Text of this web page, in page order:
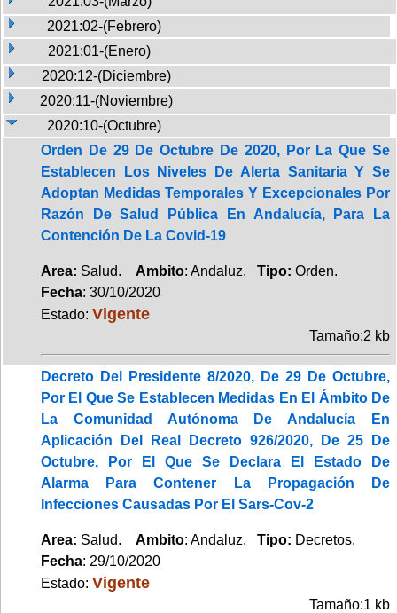
2021:02-(Febrero)
2021:01-(Enero)
2020:12-(Diciembre)
2020:11-(Noviembre)
2020:10-(Octubre)
Orden De 29 De Octubre De 2020, Por La Que Se
Establecen Los Niveles De Alerta Sanitaria Y Se
Adoptan Medidas Temporales Y Excepcionales Por
Razón De Salud Pública En Andalucía, Para La
Contención De La Covid-19
Area: Salud. Ambito: Andaluz. Tipo: Orden.
Fecha: 30/10/2020
Estado: Vigente
Tamaño:2 kb
Decreto Del Presidente 8/2020, De 29 De Octubre,
Por El Que Se Establecen Medidas En El Ámbito De
La Comunidad Autónoma De Andalucía En
Aplicación Del Real Decreto 926/2020, De 25 De
Octubre, Por El Que Se Declara El Estado De
Alarma Para Contener La Propagación De
Infecciones Causadas Por El Sars-Cov-2
Area: Salud. Ambito: Andaluz. Tipo: Decretos.
Fecha: 29/10/2020
Estado: Vigente
Tamaño:1 kb